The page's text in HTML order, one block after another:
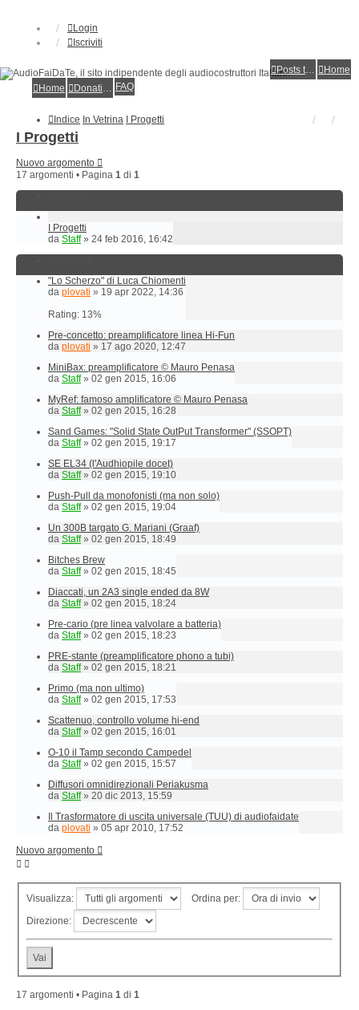
Login
Iscriviti
Posts toplist
Home
Home
Donations FAQ
Indice In Vetrina I Progetti
I Progetti
Nuovo argomento
17 argomenti • Pagina 1 di 1
I Progetti
da Staff» 24 feb 2016, 16:42
"Lo Scherzo" di Luca Chiomenti
da plovati » 19 apr 2022, 14:36
Rating: 13%
Pre-concetto: preamplificatore linea Hi-Fun
da plovati » 17 ago 2020, 12:47
MiniBax: preamplificatore © Mauro Penasa
da Staff» 02 gen 2015, 16:06
MyRef: famoso amplificatore © Mauro Penasa
da Staff» 02 gen 2015, 16:28
Sand Games: "Solid State OutPut Transformer" (SSOPT)
da Staff» 02 gen 2015, 19:17
SE EL34 (l'Audhiopile docet)
da Staff» 02 gen 2015, 19:10
Push-Pull da monofonisti (ma non solo)
da Staff» 02 gen 2015, 19:04
Un 300B targato G. Mariani (Graaf)
da Staff» 02 gen 2015, 18:49
Bitches Brew
da Staff» 02 gen 2015, 18:45
Diaccati, un 2A3 single ended da 8W
da Staff» 02 gen 2015, 18:24
Pre-cario (pre linea valvolare a batteria)
da Staff» 02 gen 2015, 18:23
PRE-stante (preamplificatore phono a tubi)
da Staff» 02 gen 2015, 18:21
Primo (ma non ultimo)
da Staff» 02 gen 2015, 17:53
Scattenuo, controllo volume hi-end
da Staff» 02 gen 2015, 16:01
O-10 il Tamp secondo Campedel
da Staff» 02 gen 2015, 15:57
Diffusori omnidirezionali Periakusma
da Staff» 20 dic 2013, 15:59
Il Trasformatore di uscita universale (TUU) di audiofaidate
da plovati » 05 apr 2010, 17:52
Nuovo argomento
Visualizza:
Ordina per:
Direzione:
17 argomenti • Pagina 1 di 1